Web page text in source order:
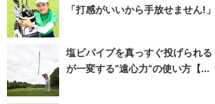
「打感がいいから手放せません!」
塩ビパイプを真っすぐ投げられ
が一変する“遠心力”の使い方【...